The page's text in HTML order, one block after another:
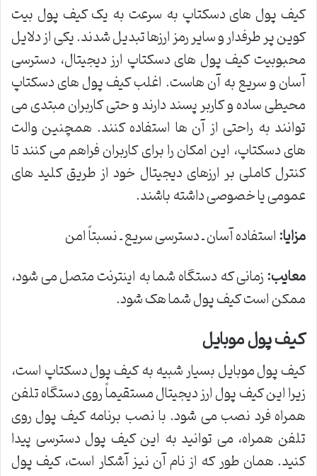
کیف پول های دسکتاپ به سرعت به یک کیف پول بیت
کوین پر طرفدار و سایر رمز ارزها تبدیل شدند. یکی از دلایل
محبوبیت کیف پول های دسکتاپ ارز دیجیتال، دسترسی
آسان و سریع به آن هاست. اغلب کیف پول های دسکتاپ
محیطی ساده و کاربر پسند دارند و حتی کاربران مبتدی می
توانند به راحتی از آن ها استفاده کنند. همچنین والت
های دسکتاپ، این امکان را برای کاربران فراهم می کنند تا
کنترل کاملی بر ارزهای دیجیتال خود از طریق کلید های
عمومی یا خصوصی داشته باشند.
مزایا:استفاده آسان ـ دسترسی سریع ـ نسبتاً امن
معایب:زمانی که دستگاه شما به اینترنت متصل می شود،
ممکن است کیف پول شما هک شود.
کیف پول موبایل
کیف پول موبایل بسیار شبیه به کیف پول دسکتاپ است،
زیرا این کیف پول ارز دیجیتال مستقیماً روی دستگاه تلفن
همراه فرد نصب می شود. با نصب برنامه کیف پول روی
تلفن همراه، می توانید به این کیف پول دسترسی پیدا
کنید. همان طور که از نام آن نیز آشکار است، کیف پول